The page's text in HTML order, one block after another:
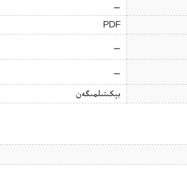
—
PDF
—
—
بېكىتىلمىگەن